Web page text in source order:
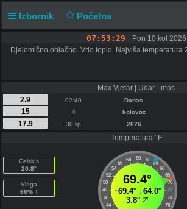
Izbornik Početna
07:53:30
Pon 10 kol 2026
Djelomično oblačno. Vrlo toplo. Najviša temperatura
Max Vjetar | Udar - mps
2.9
02:40 Danas
15
4 kolovoz
17.9
30 lip 2026
Temperatura °F
Celsius
20.8°
Vlaga
66% ↑
60
58 62
56
64
54
66
52
68
50
70
48
72
46
74
44
76
69.4°
↑69.4°↓64.0°
3.8°